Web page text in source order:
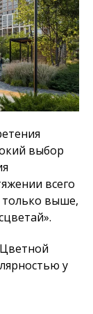
выбор
всего
только выше,
у